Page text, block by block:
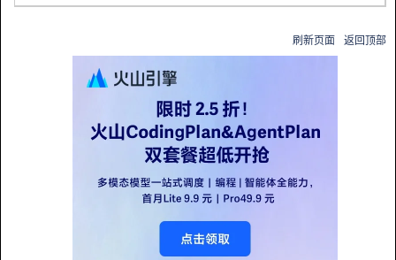
刷新页面 返回顶部